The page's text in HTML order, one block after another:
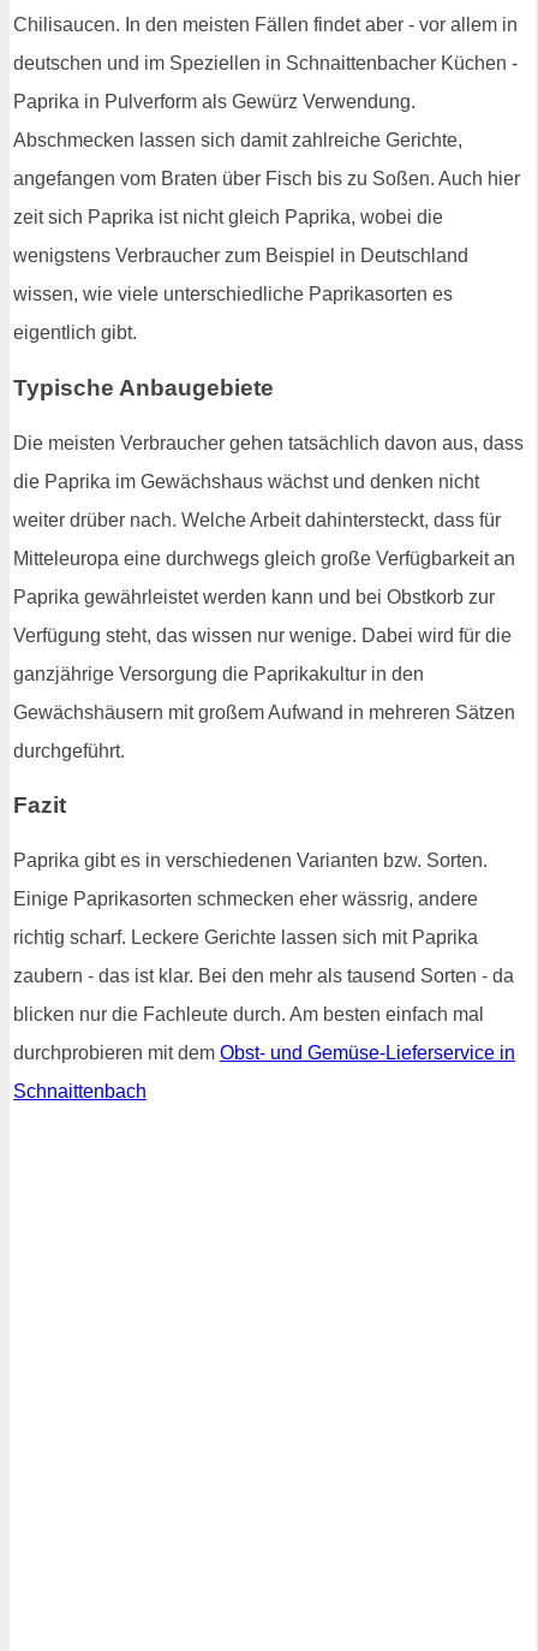
Chilisaucen. In den meisten Fällen findet aber - vor allem in
deutschen und im Speziellen in Schnaittenbacher Küchen -
Paprika in Pulverform als Gewürz Verwendung.
Abschmecken lassen sich damit zahlreiche Gerichte,
angefangen vom Braten über Fisch bis zu Soßen. Auch hier
zeit sich Paprika ist nicht gleich Paprika, wobei die
wenigstens Verbraucher zum Beispiel in Deutschland
wissen, wie viele unterschiedliche Paprikasorten es
eigentlich gibt.
Typische Anbaugebiete
Die meisten Verbraucher gehen tatsächlich davon aus, dass
die Paprika im Gewächshaus wächst und denken nicht
weiter drüber nach. Welche Arbeit dahintersteckt, dass für
Mitteleuropa eine durchwegs gleich große Verfügbarkeit an
Paprika gewährleistet werden kann und bei Obstkorb zur
Verfügung steht, das wissen nur wenige. Dabei wird für die
ganzjährige Versorgung die Paprikakultur in den
Gewächshäusern mit großem Aufwand in mehreren Sätzen
durchgeführt.
Fazit
Paprika gibt es in verschiedenen Varianten bzw. Sorten.
Einige Paprikasorten schmecken eher wässrig, andere
richtig scharf. Leckere Gerichte lassen sich mit Paprika
zaubern - das ist klar. Bei den mehr als tausend Sorten - da
blicken nur die Fachleute durch. Am besten einfach mal
durchprobieren mit dem Obst- und Gemüse-Lieferservice in
Schnaittenbach